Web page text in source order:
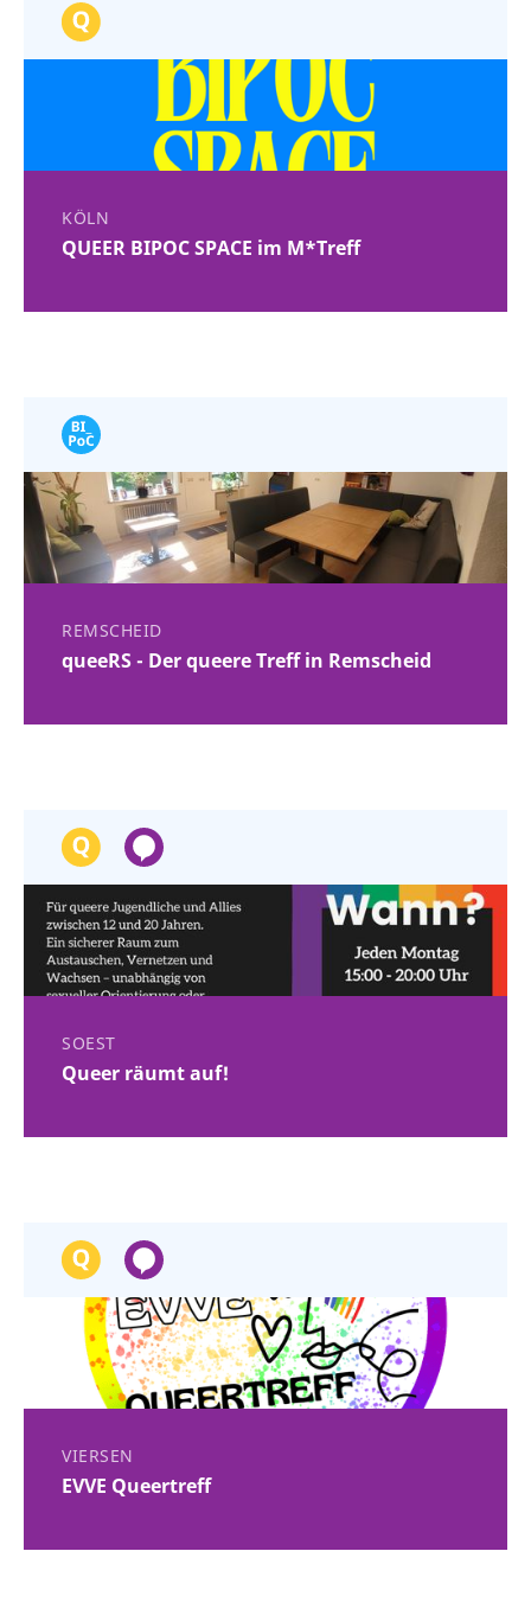
KÖLN
QUEER BIPOC SPACE im M*Treff
REMSCHEID
queeRS - Der queere Treff in Remscheid
SOEST
Queer räumt auf!
VIERSEN
EVVE Queertreff